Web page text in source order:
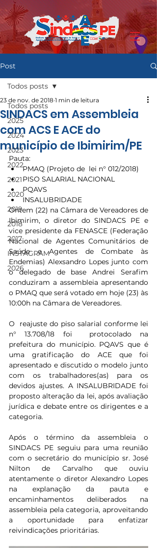
Post
Todos posts
2025
2024
2023
2022
2021
2020
2019
2018
2017
INSTAGRAM
2026
Todos posts
SINDACS em Assembleia
com ACS E ACE do
município de Ibimirim/PE
23 de nov. de 2018 1 min de leitura
Pauta:
PMAQ (Projeto de  lei n° 012/2018)
PISO SALARIAL NACIONAL
PQAVS
INSALUBRIDADE
Ontem (22) na Câmara de Vereadores de
Ibimirim, o diretor do SINDACS PE e
vice presidente da FENASCE (Federação
Nacional de Agentes Comunitários de
Saúde e Agentes de Combate às
Endemias) Alexsandro Lopes junto com
o delegado de base Andrei Serafim
conduziram a assembleia apresentando
o PMAQ que será votado em hoje (23) às
10:00h na Câmara de Vereadores.
O  reajuste do piso salarial conforme lei
n° 13.708/18 foi  protocolado na
prefeitura do município. PQAVS que é
uma gratificação do ACE que foi
apresentado e discutido o modelo junto
com os trabalhadores(as) para os
devidos ajustes. A INSALUBRIDADE foi
proposto alteração da lei, após avaliação
jurídica e debate entre os dirigentes e a
categoria.
Após o término da assembleia o
SINDACS PE seguiu para uma reunião
com o secretário do município sr. José
Nilton de Carvalho que ouviu
atentamente o diretor Alexandro Lopes
na explanação da pauta e
encaminhamentos deliberados na
assembleia pela categoria, aproveitando
a oportunidade para enfatizar
reivindicações prioritárias.